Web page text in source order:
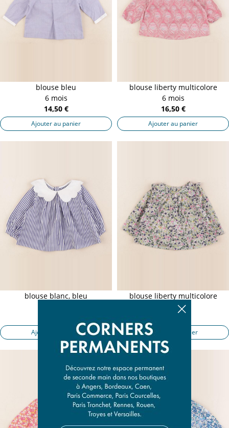
blouse bleu
6 mois
14,50 €
Ajouter au panier
blouse liberty multicolore
6 mois
16,50 €
Ajouter au panier
blouse blanc, bleu
Ajouter au panier
blouse liberty multicolore
6 mois
Ajouter au panier